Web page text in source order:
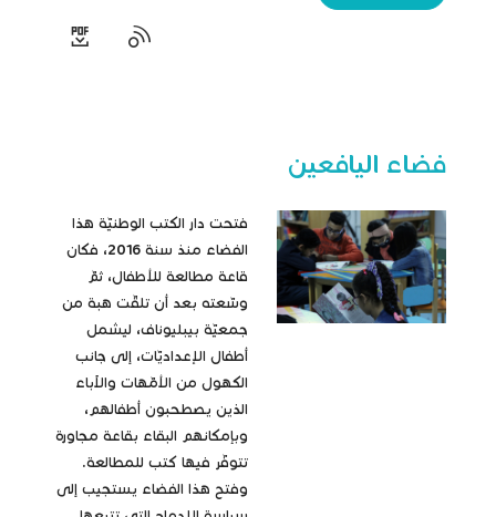
فضاء اليافعين
فتحت دار الكتب الوطنيّة هذا
الفضاء منذ سنة 2016، فكان
قاعة مطالعة للأطفال، ثمّ
وسّعته بعد أن تلقّت هبة من
جمعيّة بيبليوناف، ليشمل
أطفال الإعداديّات، إلى جانب
الكهول من الأمّهات والآباء
الذين يصطحبون أطفالهم،
وبإمكانهم البقاء بقاعة مجاورة
تتوفّر فيها كتب للمطالعة.
وفتح هذا الفضاء يستجيب إلى